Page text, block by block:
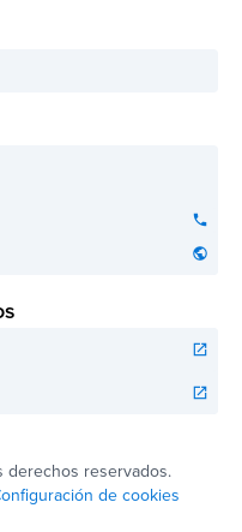
phone
public
open_in_new
open_in_new
derechos reservados.
de cookies